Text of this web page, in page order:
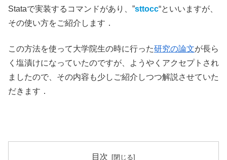
Stataで実装するコマンドがあり、”sttocc“といいますが、
その使い方をご紹介します．
この方法を使って大学院生の時に行った研究の論文が長ら
く塩漬けになっていたのですが、ようやくアクセプトされ
ましたので、その内容も少しご紹介しつつ解説させていた
だきます．
目次